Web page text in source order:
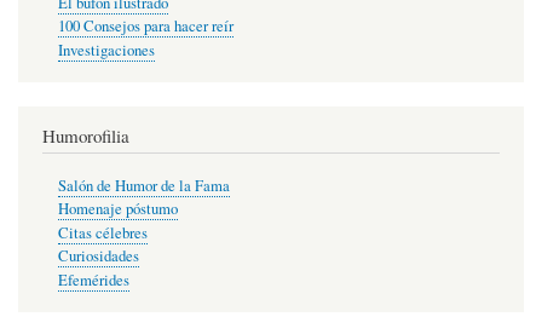
100 Consejos para hacer reír
Investigaciones
Humorofilia
Salón de Humor de la Fama
Homenaje póstumo
Citas célebres
Curiosidades
Efemérides